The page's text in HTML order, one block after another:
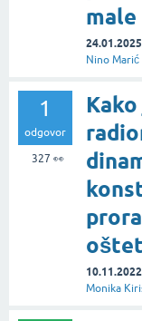
Nino Marić
1
odgovor
327 👀
Monika